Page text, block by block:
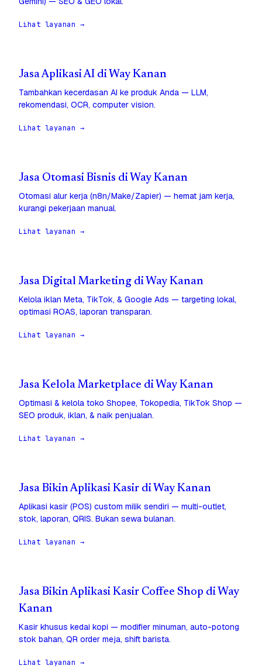
Lihat layanan →
Jasa Aplikasi AI di Way Kanan
Tambahkan kecerdasan AI ke produk Anda — LLM,
rekomendasi, OCR, computer vision.
Lihat layanan →
Jasa Otomasi Bisnis di Way Kanan
Otomasi alur kerja (n8n/Make/Zapier) — hemat jam kerja,
kurangi pekerjaan manual.
Lihat layanan →
Jasa Digital Marketing di Way Kanan
Kelola iklan Meta, TikTok, & Google Ads — targeting lokal,
optimasi ROAS, laporan transparan.
Lihat layanan →
Jasa Kelola Marketplace di Way Kanan
Optimasi & kelola toko Shopee, Tokopedia, TikTok Shop —
SEO produk, iklan, & naik penjualan.
Lihat layanan →
Jasa Bikin Aplikasi Kasir di Way Kanan
Aplikasi kasir (POS) custom milik sendiri — multi-outlet,
stok, laporan, QRIS. Bukan sewa bulanan.
Lihat layanan →
Jasa Bikin Aplikasi Kasir Coffee Shop di Way
Kanan
Kasir khusus kedai kopi — modifier minuman, auto-potong
stok bahan, QR order meja, shift barista.
Lihat layanan →